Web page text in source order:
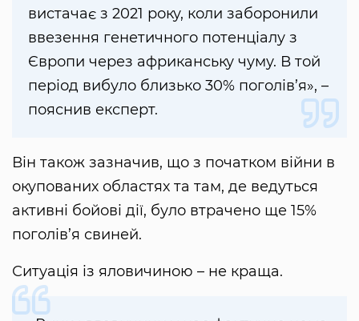
вистачає з 2021 року, коли заборонили
ввезення генетичного потенціалу з
Європи через африканську чуму. В той
період вибуло близько 30% поголів’я», –
пояснив експерт.
Він також зазначив, що з початком війни в
окупованих областях та там, де ведуться
активні бойові дії, було втрачено ще 15%
поголів’я свиней.
Ситуація із яловичиною – не краща.